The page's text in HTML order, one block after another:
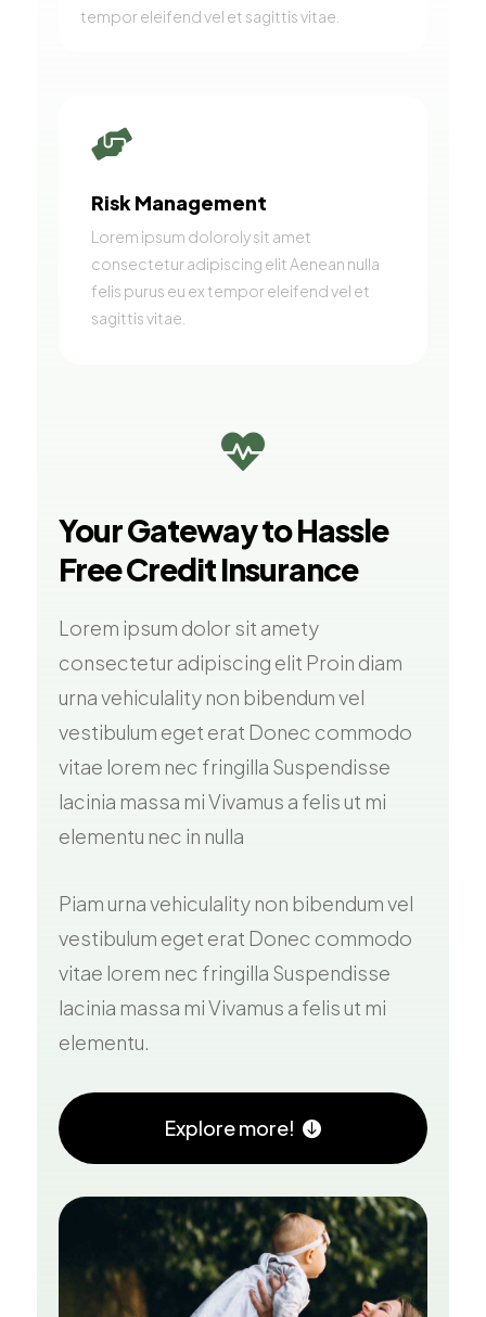
tempor eleifend vel et sagittis vitae.

Risk Management
Lorem ipsum doloroly sit amet
consectetur adipiscing elit Aenean nulla
felis purus eu ex tempor eleifend vel et
sagittis vitae.

Your Gateway to Hassle
Free Credit Insurance
Lorem ipsum dolor sit amety
consectetur adipiscing elit Proin diam
urna vehiculality non bibendum vel
vestibulum eget erat Donec commodo
vitae lorem nec fringilla Suspendisse
lacinia massa mi Vivamus a felis ut mi
elementu nec in nulla
Piam urna vehiculality non bibendum vel
vestibulum eget erat Donec commodo
vitae lorem nec fringilla Suspendisse
lacinia massa mi Vivamus a felis ut mi
elementu.
Explore more!